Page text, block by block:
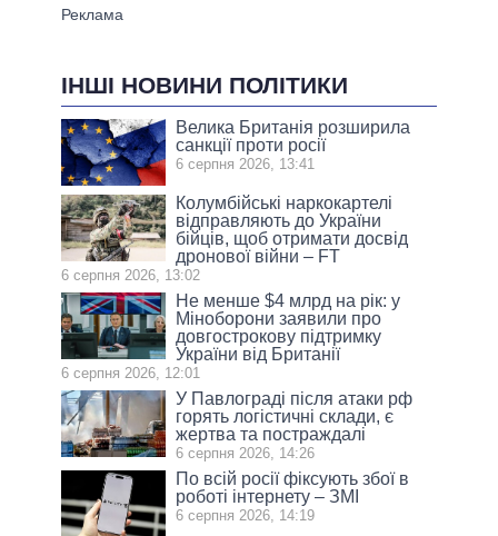
ІНШІ НОВИНИ ПОЛІТИКИ
Велика Британія розширила
санкції проти росії
6 серпня 2026, 13:41
Колумбійські наркокартелі
відправляють до України
бійців, щоб отримати досвід
дронової війни – FT
6 серпня 2026, 13:02
Не менше $4 млрд на рік: у
Міноборони заявили про
довгострокову підтримку
України від Британії
6 серпня 2026, 12:01
У Павлограді після атаки рф
горять логістичні склади, є
жертва та постраждалі
6 серпня 2026, 14:26
По всій росії фіксують збої в
роботі інтернету – ЗМІ
6 серпня 2026, 14:19